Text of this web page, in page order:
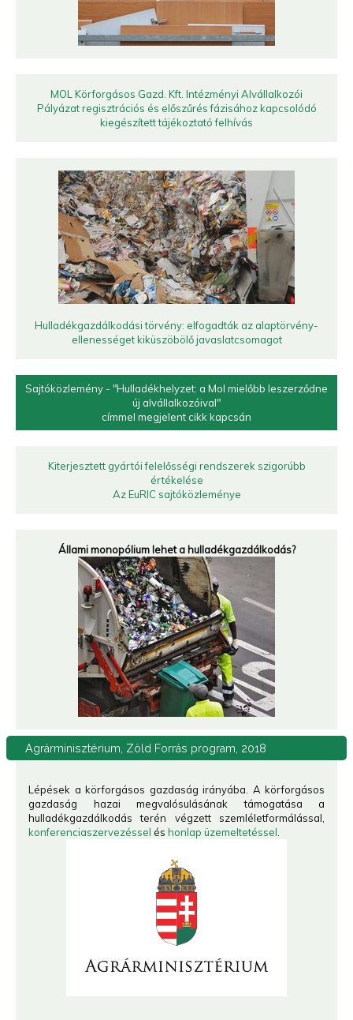
MOL Körforgásos Gazd. Kft. Intézményi Alvállalkozói
Pályázat regisztrációs és előszűrés fázisához kapcsolódó
kiegészített tájékoztató felhívás
Hulladékgazdálkodási törvény: elfogadták az alaptörvény-
ellenességet kiküszöbölő javaslatcsomagot
Sajtóközlemény - "Hulladékhelyzet: a Mol mielőbb leszerződne
új alvállalkozóival"
címmel megjelent cikk kapcsán
Kiterjesztett gyártói felelősségi rendszerek szigorúbb
értékelése
Az EuRIC sajtóközleménye
Állami monopólium lehet a hulladékgazdálkodás?
Agrárminisztérium, Zöld Forrás program, 2018
Lépések a körforgásos gazdaság irányába. A körforgásos
gazdaság hazai megvalósulásának támogatása a
hulladékgazdálkodás terén végzett szemléletformálással,
konferenciaszervezéssel és honlap üzemeltetéssel